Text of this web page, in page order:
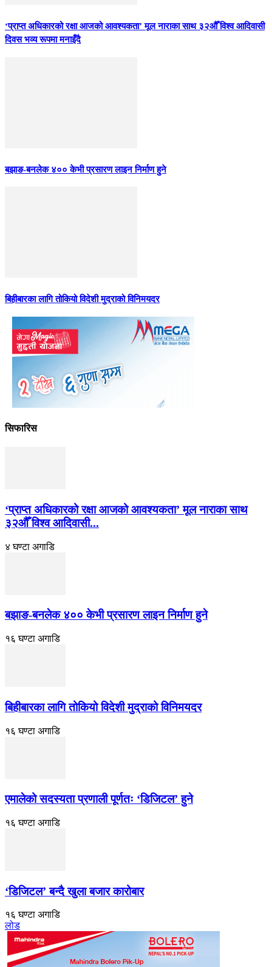
‘प्राप्त अधिकारको रक्षा आजको आवश्यकता’ मूल नाराका साथ ३२औँ विश्व आदिवासी
दिवस भव्य रूपमा मनाइँदै
बझाङ-बनलेक ४०० केभी प्रसारण लाइन निर्माण हुने
बिहीबारका लागि तोकियो विदेशी मुद्राको विनिमयदर
सिफारिस
‘प्राप्त अधिकारको रक्षा आजको आवश्यकता’ मूल नाराका साथ
३२औँ विश्व आदिवासी...
४ घण्टा अगाडि
बझाङ-बनलेक ४०० केभी प्रसारण लाइन निर्माण हुने
१६ घण्टा अगाडि
बिहीबारका लागि तोकियो विदेशी मुद्राको विनिमयदर
१६ घण्टा अगाडि
एमालेको सदस्यता प्रणाली पूर्णतः ‘डिजिटल’ हुने
१६ घण्टा अगाडि
‘डिजिटल’ बन्दै खुला बजार कारोबार
१६ घण्टा अगाडि
लोड